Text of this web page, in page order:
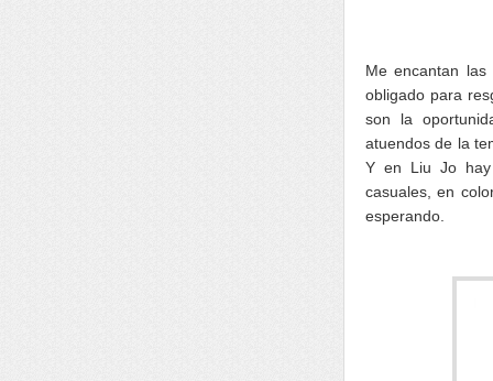
Me encantan las
obligado para
son la
atuendos de la
Y en Liu Jo hay
casuales, en
esperando.